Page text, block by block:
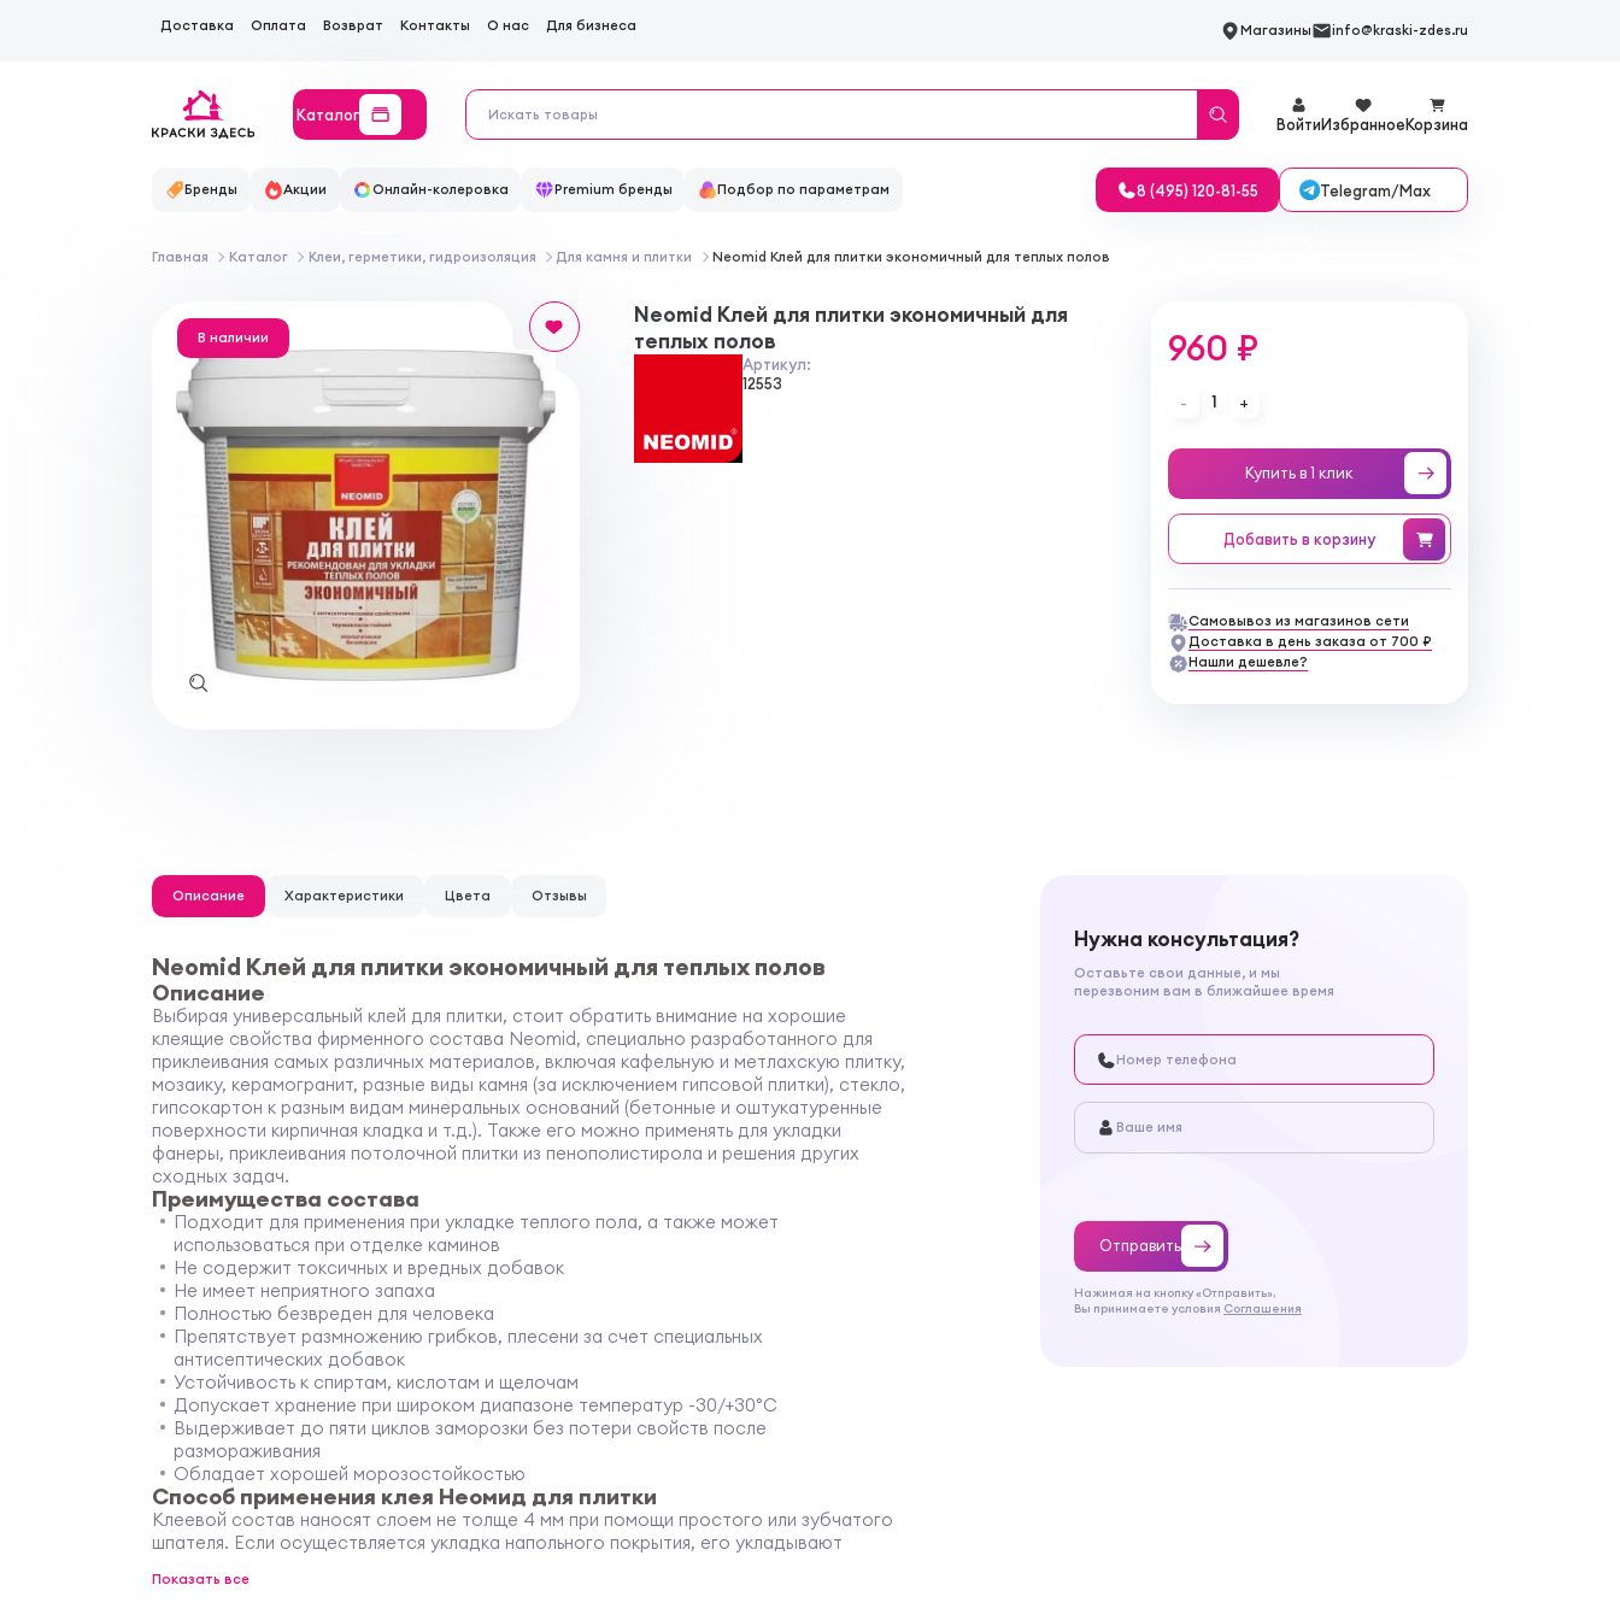
Доставка Оплата Возврат Контакты О нас Для бизнеса Магазины info@kraski-zdes.ru
Каталог
ВойтиИзбранноеКорзина
Бренды Акции Онлайн-колеровка Premium бренды Подбор по параметрам 8 (495) 120-81-55 Telegram/Max
Главная Каталог Клеи, герметики, гидроизоляция Для камня и плитки Neomid Клей для плитки экономичный для теплых полов
В наличии
Neomid Клей для плитки экономичный для
теплых полов
Артикул:
12553
960 ₽
- 1 +
Купить в 1 клик
Добавить в корзину
Самовывоз из магазинов сети
Доставка в день заказа от 700 ₽
Нашли дешевле?
Описание Характеристики Цвета Отзывы
Neomid Клей для плитки экономичный для теплых полов
Описание
Выбирая универсальный клей для плитки, стоит обратить внимание на хорошие
клеящие свойства фирменного состава Neomid, специально разработанного для
приклеивания самых различных материалов, включая кафельную и метлахскую плитку,
мозаику, керамогранит, разные виды камня (за исключением гипсовой плитки), стекло,
гипсокартон к разным видам минеральных оснований (бетонные и оштукатуренные
поверхности кирпичная кладка и т.д.). Также его можно применять для укладки
фанеры, приклеивания потолочной плитки из пенополистирола и решения других
сходных задач.
Преимущества состава
Подходит для применения при укладке теплого пола, а также может
использоваться при отделке каминов
Не содержит токсичных и вредных добавок
Не имеет неприятного запаха
Полностью безвреден для человека
Препятствует размножению грибков, плесени за счет специальных
антисептических добавок
Устойчивость к спиртам, кислотам и щелочам
Допускает хранение при широком диапазоне температур -30/+30°С
Выдерживает до пяти циклов заморозки без потери свойств после
размораживания
Обладает хорошей морозостойкостью
Способ применения клея Неомид для плитки
Клеевой состав наносят слоем не толще 4 мм при помощи простого или зубчатого
шпателя. Если осуществляется укладка напольного покрытия, его укладывают
обработке стыков и швов приступают не ранее, чем высохнет клей (не менее 48
Показать все
Нужна консультация?
Оставьте свои данные, и мы
перезвоним вам в ближайшее время
Отправить
Нажимая на кнопку «Отправить»,
Вы принимаете условия Соглашения